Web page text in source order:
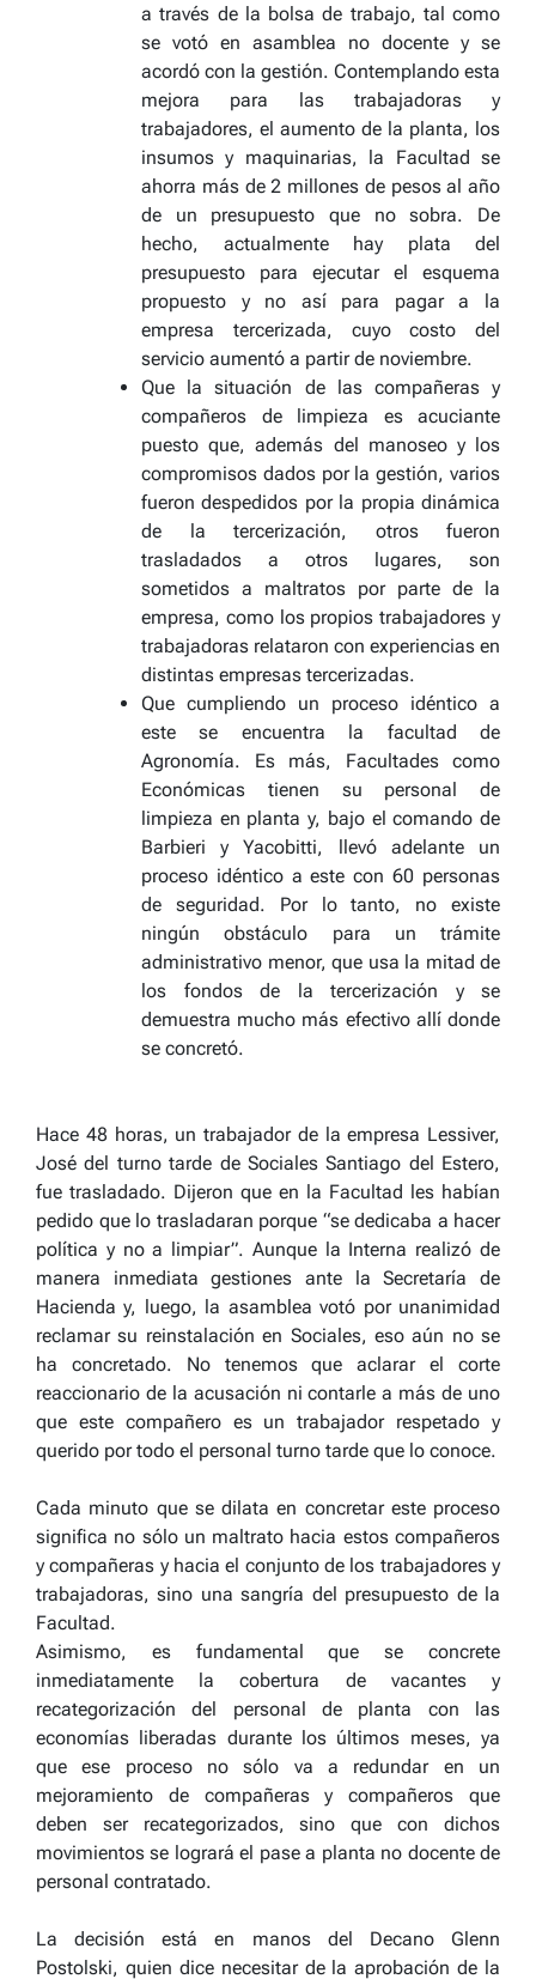
a través de la bolsa de trabajo, tal como
se votó en asamblea no docente y se
acordó con la gestión. Contemplando esta
mejora para las trabajadoras y
trabajadores, el aumento de la planta, los
insumos y maquinarias, la Facultad se
ahorra más de 2 millones de pesos al año
de un presupuesto que no sobra. De
hecho, actualmente hay plata del
presupuesto para ejecutar el esquema
propuesto y no así para pagar a la
empresa tercerizada, cuyo costo del
servicio aumentó a partir de noviembre.
Que la situación de las compañeras y
compañeros de limpieza es acuciante
puesto que, además del manoseo y los
compromisos dados por la gestión, varios
fueron despedidos por la propia dinámica
de la tercerización, otros fueron
trasladados a otros lugares, son
sometidos a maltratos por parte de la
empresa, como los propios trabajadores y
trabajadoras relataron con experiencias en
distintas empresas tercerizadas.
Que cumpliendo un proceso idéntico a
este se encuentra la facultad de
Agronomía. Es más, Facultades como
Económicas tienen su personal de
limpieza en planta y, bajo el comando de
Barbieri y Yacobitti, llevó adelante un
proceso idéntico a este con 60 personas
de seguridad. Por lo tanto, no existe
ningún obstáculo para un trámite
administrativo menor, que usa la mitad de
los fondos de la tercerización y se
demuestra mucho más efectivo allí donde
se concretó.
Hace 48 horas, un trabajador de la empresa Lessiver,
José del turno tarde de Sociales Santiago del Estero,
fue trasladado. Dijeron que en la Facultad les habían
pedido que lo trasladaran porque “se dedicaba a hacer
política y no a limpiar”. Aunque la Interna realizó de
manera inmediata gestiones ante la Secretaría de
Hacienda y, luego, la asamblea votó por unanimidad
reclamar su reinstalación en Sociales, eso aún no se
ha concretado. No tenemos que aclarar el corte
reaccionario de la acusación ni contarle a más de uno
que este compañero es un trabajador respetado y
querido por todo el personal turno tarde que lo conoce.
Cada minuto que se dilata en concretar este proceso
significa no sólo un maltrato hacia estos compañeros
y compañeras y hacia el conjunto de los trabajadores y
trabajadoras, sino una sangría del presupuesto de la
Facultad.
Asimismo, es fundamental que se concrete
inmediatamente la cobertura de vacantes y
recategorización del personal de planta con las
economías liberadas durante los últimos meses, ya
que ese proceso no sólo va a redundar en un
mejoramiento de compañeras y compañeros que
deben ser recategorizados, sino que con dichos
movimientos se logrará el pase a planta no docente de
personal contratado.
La decisión está en manos del Decano Glenn
Postolski, quien dice necesitar de la aprobación de la